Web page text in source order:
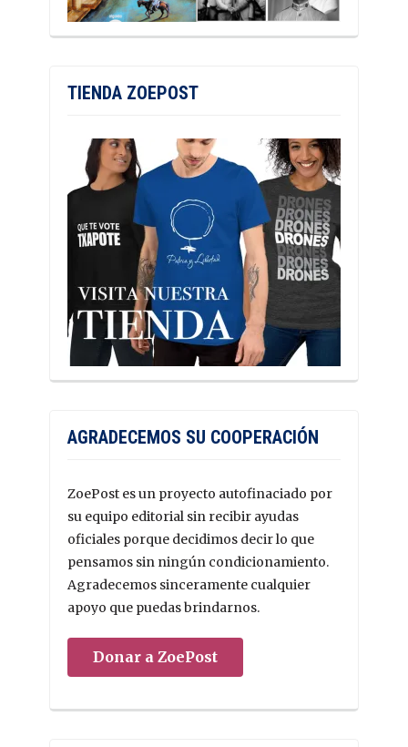
TIENDA ZOEPOST
AGRADECEMOS SU COOPERACIÓN
ZoePost es un proyecto autofinaciado por
su equipo editorial sin recibir ayudas
oficiales porque decidimos decir lo que
pensamos sin ningún condicionamiento.
Agradecemos sinceramente cualquier
apoyo que puedas brindarnos.
Donar a ZoePost